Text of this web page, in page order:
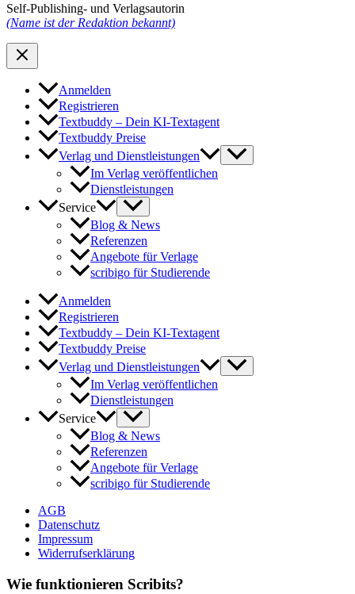
Self-Publishing- und Verlagsautorin
(Name ist der Redaktion bekannt)
Anmelden
Registrieren
Textbuddy – Dein KI-Textagent
Textbuddy Preise
Verlag und Dienstleistungen
Im Verlag veröffentlichen
Dienstleistungen
Service
Blog & News
Referenzen
Angebote für Verlage
scribigo für Studierende
Anmelden
Registrieren
Textbuddy – Dein KI-Textagent
Textbuddy Preise
Verlag und Dienstleistungen
Im Verlag veröffentlichen
Dienstleistungen
Service
Blog & News
Referenzen
Angebote für Verlage
scribigo für Studierende
AGB
Datenschutz
Impressum
Widerrufserklärung
Wie funktionieren Scribits?